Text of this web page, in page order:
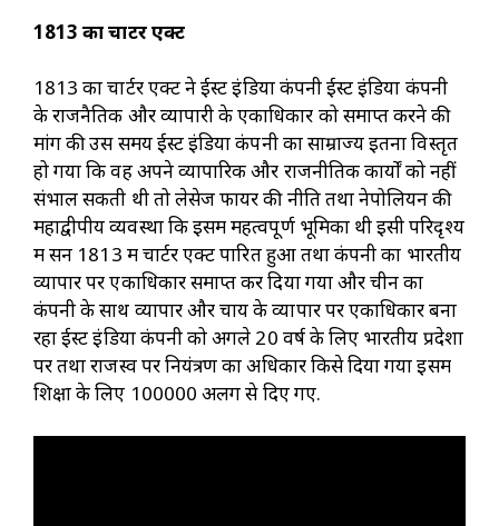
1813का चार्टर एक्ट
1813 का चार्टर एक्ट ने ईस्ट इंडिया कंपनी ईस्ट इंडिया कंपनी
के राजनैतिक और व्यापारी के एकाधिकार को समाप्त करने की
मांग की उस समय ईस्ट इंडिया कंपनी का साम्राज्य इतना विस्तृत
हो गया कि वह अपने व्यापारिक और राजनीतिक कार्यों को नहीं
संभाल सकती थी तो लेसेज फायर की नीति तथा नेपोलियन की
महाद्वीपीय व्यवस्था कि इसमें महत्वपूर्ण भूमिका थी इसी परिदृश्य
में सन 1813 में चार्टर एक्ट पारित हुआ तथा कंपनी का भारतीय
व्यापार पर एकाधिकार समाप्त कर दिया गया और चीन का
कंपनी के साथ व्यापार और चाय के व्यापार पर एकाधिकार बना
रहा ईस्ट इंडिया कंपनी को अगले 20 वर्ष के लिए भारतीय प्रदेशों
पर तथा राजस्व पर नियंत्रण का अधिकार किसे दिया गया इसमें
शिक्षा के लिए ₹100000 अलग से दिए गए.